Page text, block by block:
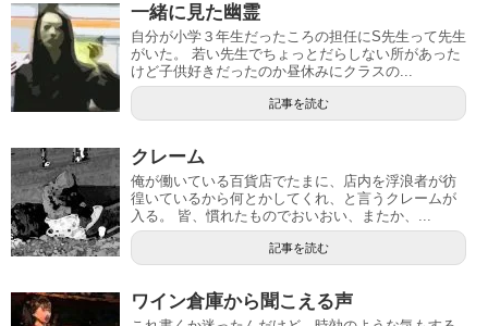
一緒に見た幽霊
自分が小学３年生だったころの担任にS先生って先生
がいた。 若い先生でちょっとだらしない所があった
けど子供好きだったのか昼休みにクラスの...
記事を読む
クレーム
俺が働いている百貨店でたまに、店内を浮浪者が彷
徨いているから何とかしてくれ、と言うクレームが
入る。 皆、慣れたものでおいおい、またか、...
記事を読む
ワイン倉庫から聞こえる声